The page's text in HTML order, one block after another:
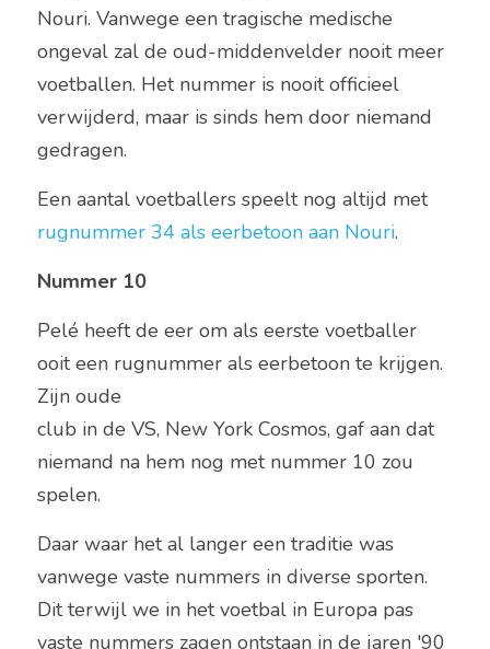
Nouri. Vanwege een tragische medische
ongeval zal de oud-middenvelder nooit meer
voetballen. Het nummer is nooit officieel
verwijderd, maar is sinds hem door niemand
gedragen.
Een aantal voetballers speelt nog altijd met
rugnummer 34 als eerbetoon aan Nouri.
Nummer 10
Pelé heeft de eer om als eerste voetballer
ooit een rugnummer als eerbetoon te krijgen.
Zijn oude
club in de VS, New York Cosmos, gaf aan dat
niemand na hem nog met nummer 10 zou
spelen.
Daar waar het al langer een traditie was
vanwege vaste nummers in diverse sporten.
Dit terwijl we in het voetbal in Europa pas
vaste nummers zagen ontstaan in de jaren '90